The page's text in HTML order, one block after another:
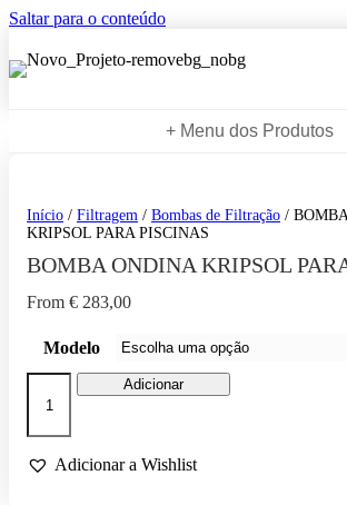
Saltar para o conteúdo
+ Menu dos Produtos
Início / Filtragem / Bombas de Filtração /
KRIPSOL PARA PISCINAS
BOMBA ONDINA KRIPSOL
From € 283,00
Modelo
Quantidade
ONDINA
KRIPSOL
Adicionar
Adicionar a Wishlist